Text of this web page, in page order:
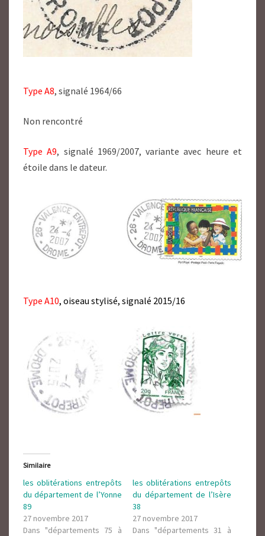
Type A8, signalé 1964/66
Non rencontré
Type A9, signalé 1969/2007, variante avec heure et
étoile dans le dateur.
Type A10, oiseau stylisé, signalé 2015/16
Similaire
les oblitérations entrepôts
du département de l’Yonne
89
27 novembre 2017
Dans "départements 75 à
les oblitérations entrepôts
du département de l’Isère
38
27 novembre 2017
Dans "départements 31 à